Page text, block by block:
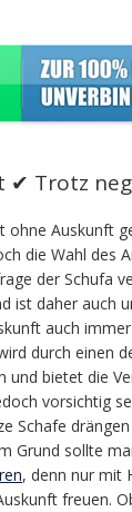
✔ Trotz
ohne Auskunft
die Wahl des
der Schufa
ist daher auch
auch
durch einen
und bietet die
vorsichtig
Schafe
Grund sollte
, denn nur mit
freuen.